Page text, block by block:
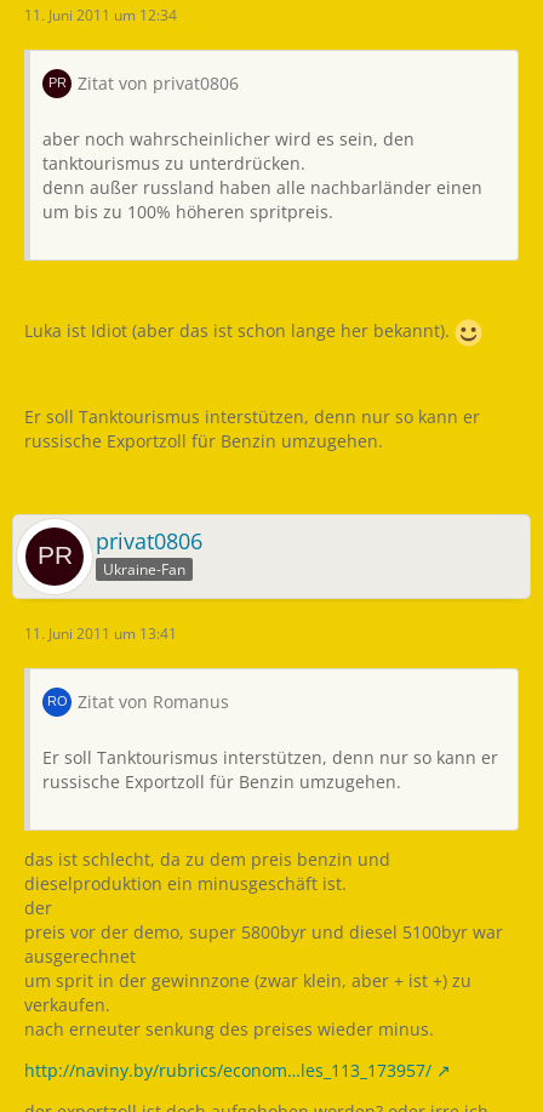
11. Juni 2011 um 12:34
Zitat von privat0806
aber noch wahrscheinlicher wird es sein, den
tanktourismus zu unterdrücken.
denn außer russland haben alle nachbarländer einen
um bis zu 100% höheren spritpreis.
Luka ist Idiot (aber das ist schon lange her bekannt).
Er soll Tanktourismus interstützen, denn nur so kann er
russische Exportzoll für Benzin umzugehen.
privat0806
Ukraine-Fan
11. Juni 2011 um 13:41
Zitat von Romanus
Er soll Tanktourismus interstützen, denn nur so kann er
russische Exportzoll für Benzin umzugehen.
das ist schlecht, da zu dem preis benzin und
dieselproduktion ein minusgeschäft ist.
der
preis vor der demo, super 5800byr und diesel 5100byr war
ausgerechnet
um sprit in der gewinnzone (zwar klein, aber + ist +) zu
verkaufen.
nach erneuter senkung des preises wieder minus.
http://naviny.by/rubrics/econom…les_113_173957/